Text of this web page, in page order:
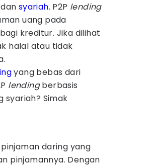
syariah. P2P lending
uang pada
kreditur. Jika dilihat
halal atau tidak
yang bebas dari
lendingberbasis
syariah? Simak
daring yang
pinjamannya. Dengan